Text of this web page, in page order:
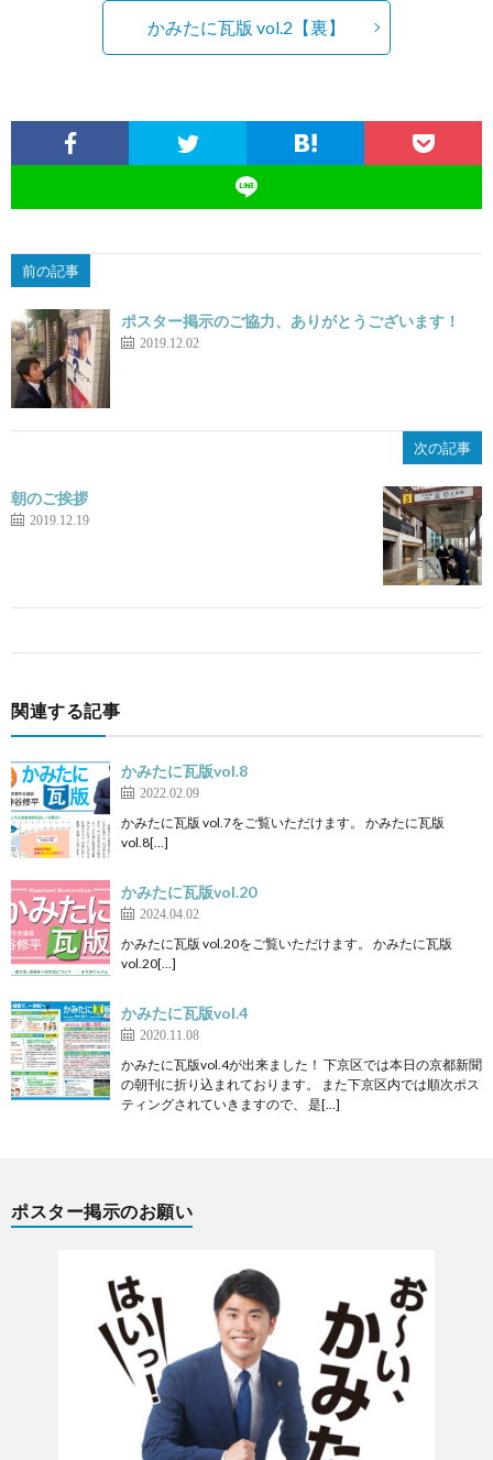
かみたに瓦版 vol.2【裏】
前の記事
ポスター掲示のご協力、ありがとうございます！
2019.12.02
次の記事
朝のご挨拶
2019.12.19
関連する記事
かみたに瓦版vol.8
2022.02.09
かみたに瓦版 vol.7をご覧いただけます。 かみたに瓦版
vol.8[…]
かみたに瓦版vol.20
2024.04.02
かみたに瓦版 vol.20をご覧いただけます。 かみたに瓦版
vol.20[…]
かみたに瓦版vol.4
2020.11.08
かみたに瓦版vol.4が出来ました！ 下京区では本日の京都新聞
の朝刊に折り込まれております。 また下京区内では順次ポス
ティングされていきますので、 是[…]
ポスター掲示のお願い